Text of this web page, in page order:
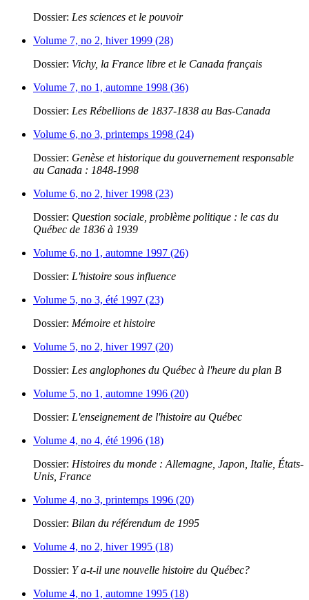
Dossier: Les sciences et le pouvoir
Volume 7, no 2, hiver 1999 (28)
Dossier: Vichy, la France libre et le Canada français
Volume 7, no 1, automne 1998 (36)
Dossier: Les Rébellions de 1837-1838 au Bas-Canada
Volume 6, no 3, printemps 1998 (24)
Dossier: Genèse et historique du gouvernement responsable
au Canada : 1848-1998
Volume 6, no 2, hiver 1998 (23)
Dossier: Question sociale, problème politique : le cas du
Québec de 1836 à 1939
Volume 6, no 1, automne 1997 (26)
Dossier: L'histoire sous influence
Volume 5, no 3, été 1997 (23)
Dossier: Mémoire et histoire
Volume 5, no 2, hiver 1997 (20)
Dossier: Les anglophones du Québec à l'heure du plan B
Volume 5, no 1, automne 1996 (20)
Dossier: L'enseignement de l'histoire au Québec
Volume 4, no 4, été 1996 (18)
Dossier: Histoires du monde : Allemagne, Japon, Italie, États-
Unis, France
Volume 4, no 3, printemps 1996 (20)
Dossier: Bilan du référendum de 1995
Volume 4, no 2, hiver 1995 (18)
Dossier: Y a-t-il une nouvelle histoire du Québec?
Volume 4, no 1, automne 1995 (18)